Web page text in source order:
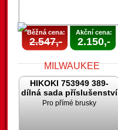
Běžná cena:
2.547,-
Akční cena:
2.150,-
HIKOKI 753949 389-
dílná sada příslušenství
Pro přímé brusky